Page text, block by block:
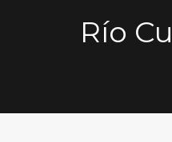
Río